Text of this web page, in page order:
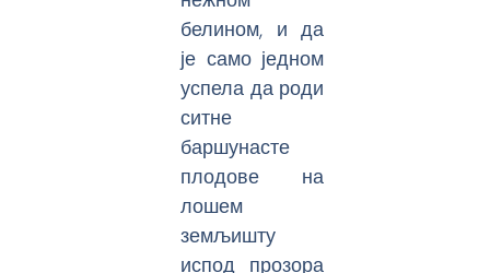
белином, и да
је само једном
успела да роди
ситне
баршунасте
плодове на
лошем
земљишту
испод прозора